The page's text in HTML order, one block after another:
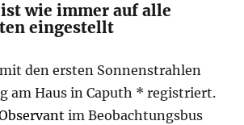
ist wie immer auf alle
eingestellt
den ersten Sonnenstrahlen
am Haus in Caputh * registriert.
im Beobachtungsbus